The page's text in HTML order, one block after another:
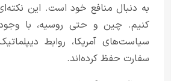
به دنبال منافع خود است. این
کنیم. چین و حتی روسیه، با
سیاست‌های آمریکا، روابط
سفارت حفظ کرده‌اند.